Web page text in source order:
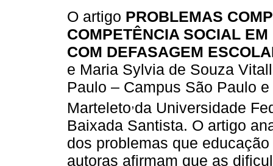
O artigo PROBLEMAS
COMPETÊNCIA SOCIAL
COM DEFASAGEM
e Maria Sylvia de Souza
Paulo – Campus São Paulo
Marteleto,da Universidade
Baixada Santista. O artigo
dos problemas que
autoras afirmam que as